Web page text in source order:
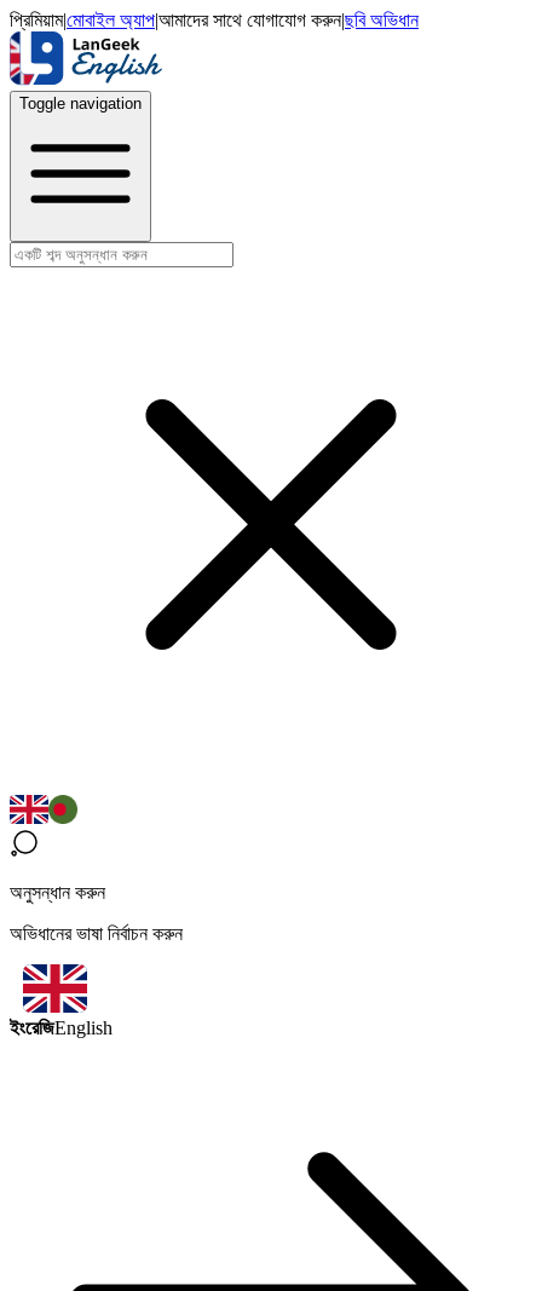
প্রিমিয়াম|মোবাইল অ্যাপ|আমাদের সাথে যোগাযোগ করুন|ছবি অভিধান
Toggle navigation
অনুসন্ধান করুন
অভিধানের ভাষা নির্বাচন করুন
ইংরেজিEnglish